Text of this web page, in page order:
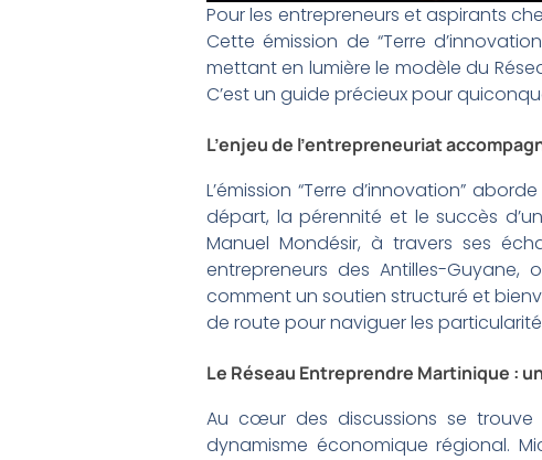
Pour les entrepreneurs et aspirants
Cette émission de “Terre
mettant en lumière le modèle du
C’est un guide précieux pour
L’enjeu de l’entrepreneuriat
L’émission “Terre d’innovation”
départ, la pérennité et le succès
Manuel Mondésir, à travers ses
entrepreneurs des Antilles-Guyane,
comment un soutien structuré et
de route pour naviguer les
Le Réseau Entreprendre Martinique :
Au cœur des discussions se trouve
dynamisme économique régional.